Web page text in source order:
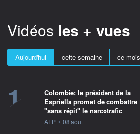
Vidéos les + vues
Aujourd'hui cette semaine ce mois
1
Colombie: le président de la
Espriella promet de combattre
"sans répit" le narcotrafic
information fournie par
AFP • 08 août